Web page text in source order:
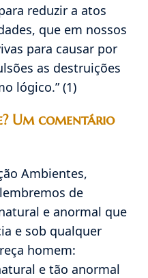
reduzir a atos
que em nossos
para causar por
as destruições
lógico.” (1)
Um comentário
Ambientes,
de
e anormal que
e sob qualquer
homem:
e tão anormal